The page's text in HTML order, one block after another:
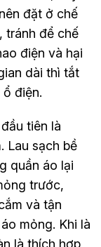
đặt ở chế
tránh để chế
điện và hại
dài thì tắt
điện.
tiên là
Lau sạch bề
quần áo lại
trước,
và tận
mỏng. Khi là
là thích hợp